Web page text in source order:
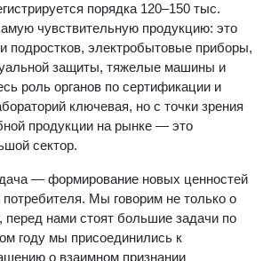
порядка 120–150 тыс.
чувствительную продукцию: это
подростков, электробытовые приборы,
защиты, тяжелые машины и
роль органов по сертификации и
ключевая, но с точки зрения
продукции на рынке — это
сектор.
— формирование новых ценностей
Мы говорим не только о
перед нами стоят большие задачи по
году мы присоединились к
о взаимном признании